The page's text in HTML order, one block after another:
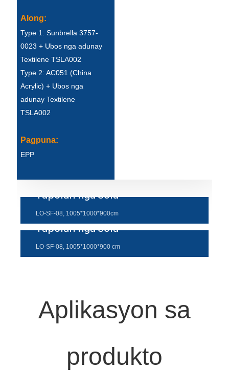
Sundanese
Azərbaycan
العربية
Along:
Type 1: Sunbrella 3757-
0023 + Ubos nga adunay
Textilene TSLA002
Type 2: AC051 (China
Acrylic) + Ubos nga
adunay Textilene
TSLA002
Pagpuna:
EPP
Tapolan nga Sofa
LO-SF-08, 1005*1000*900cm
Tapolan nga Sofa
LO-SF-08, 1005*1000*900 cm
Aplikasyon sa
produkto